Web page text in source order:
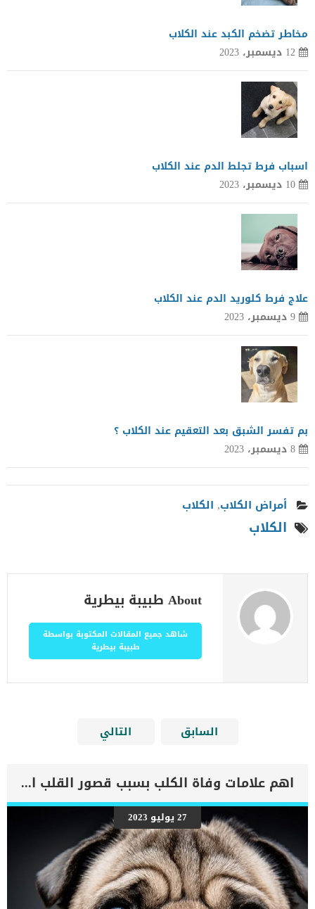
مخاطر تضخم الكبد عند الكلاب
12 ديسمبر، 2023
اسباب فرط تجلط الدم عند الكلاب
10 ديسمبر، 2023
علاج فرط كلوريد الدم عند الكلاب
9 ديسمبر، 2023
بم تفسر الشبق بعد التعقيم عند الكلاب ؟
8 ديسمبر، 2023
أمراض الكلاب, الكلاب
الكلاب
About طبيبة بيطرية
شاهد جميع المقالات المكتوبة بواسطة
طبيبة بيطرية
السابق التالي
اهم علامات وفاة الكلب بسبب قصور القلب الاحتقانى
27 يوليو 2023